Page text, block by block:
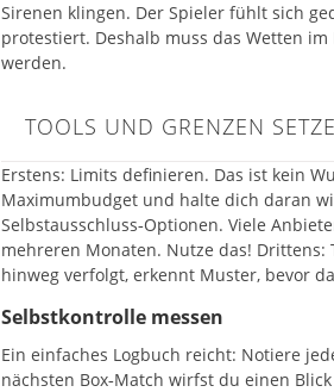
Sirenen klingen. Der Spieler fühlt sich
protestiert. Deshalb muss das Wetten
werden.
TOOLS UND GRENZEN
Erstens: Limits definieren. Das ist kein
Maximumbudget und halte dich daran
Selbstausschluss‑Optionen. Viele
mehreren Monaten. Nutze das! Drittens:
hinweg verfolgt, erkennt Muster, bevor
Selbstkontrolle messen
Ein einfaches Logbuch reicht: Notiere
nächsten Box‑Match wirfst du einen